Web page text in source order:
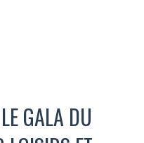
GALA DU